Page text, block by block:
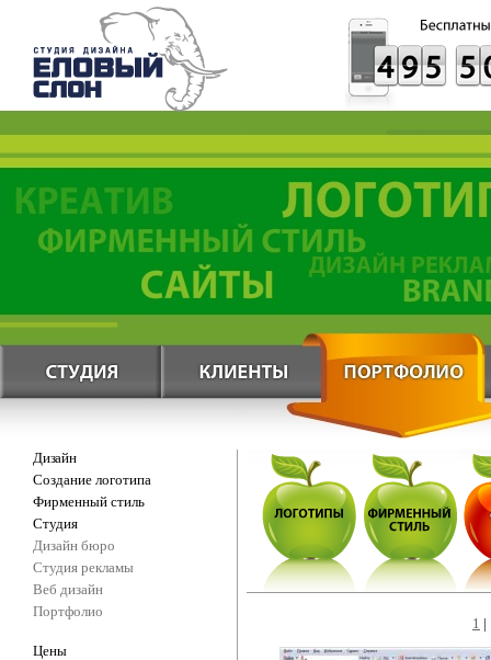
Дизайн
Создание логотипа
Фирменный стиль
Студия
Дизайн бюро
Студия рекламы
Веб дизайн
Портфолио
Цены
1